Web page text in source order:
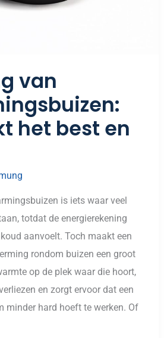
van
het best en
is iets waar veel
totdat de energierekening
aanvoelt. Toch maakt een
rondom buizen een groot
op de plek waar die hoort,
en zorgt ervoor dat een
minder hard hoeft te werken. Of